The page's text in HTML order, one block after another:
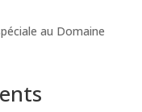
au Domaine